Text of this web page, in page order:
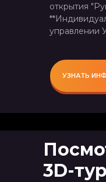
открытия
управлении
УЗНАТЬ
3D-